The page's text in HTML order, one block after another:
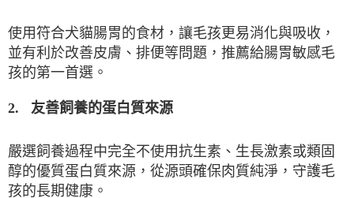
使用符合犬貓腸胃的食材，讓毛孩更易消化與吸收，
並有利於改善皮膚、排便等問題，推薦給腸胃敏感毛
孩的第一首選。
2. 友善飼養的蛋白質來源
嚴選飼養過程中完全不使用抗生素、生長激素或類固
醇的優質蛋白質來源，從源頭確保肉質純淨，守護毛
孩的長期健康。